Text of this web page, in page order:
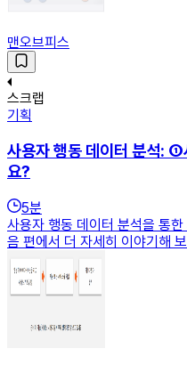
맨오브피스
스크랩
기획
사용자 행동 데이터 분석: ①
요?
5분
사용자 행동 데이터 분석을 통
음 편에서 더 자세히 이야기해